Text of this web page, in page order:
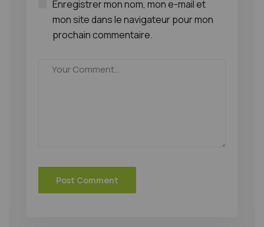
Enregistrer mon nom, mon e-mail et
mon site dans le navigateur pour mon
prochain commentaire.